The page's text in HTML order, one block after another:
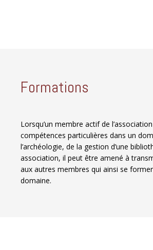
Formations
Lorsqu’un membre actif de
compétences particulières dans un
l’archéologie, de la gestion d’une
association, il peut être amené à
aux autres membres qui ainsi se
domaine.